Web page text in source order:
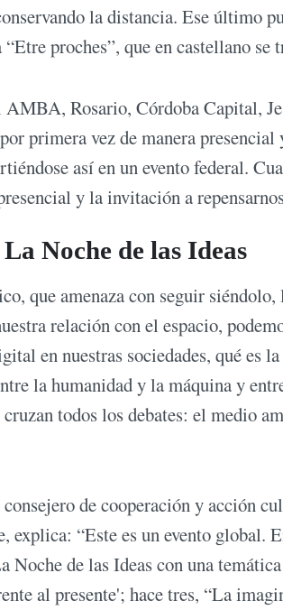
la distancia. Ese último
proches”, que en castellano se
AMBA, Rosario, Córdoba Capital,
primera vez de manera
así en un evento federal.
y la invitación a
Noche de las Ideas
que amenaza con seguir
relación con el espacio,
en nuestras sociedades, qué es
la humanidad y la máquina y
cruzan todos los debates: el medio
de cooperación y acción
“Este es un evento global.
Noche de las Ideas con una
al presente'; hace tres, “La